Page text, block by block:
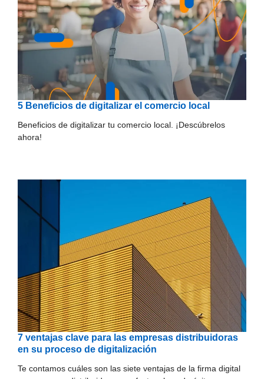
5 Beneficios de digitalizar el comercio local
Beneficios de digitalizar tu comercio local. ¡Descúbrelos
ahora!
7 ventajas clave para las empresas distribuidoras
en su proceso de digitalización
Te contamos cuáles son las siete ventajas de la firma digital